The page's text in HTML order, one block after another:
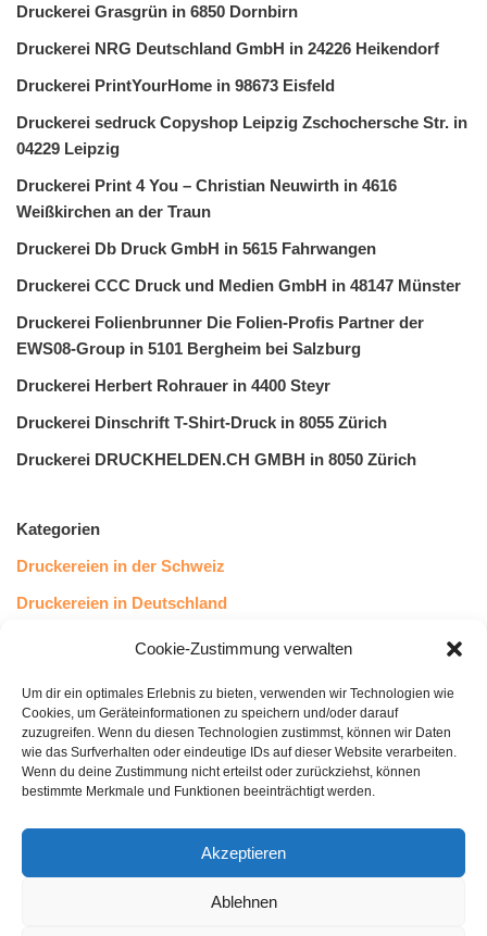
Cookie-Zustimmung verwalten
Um dir ein optimales Erlebnis zu bieten, verwenden wir Technologien wie
Cookies, um Geräteinformationen zu speichern und/oder darauf
zuzugreifen. Wenn du diesen Technologien zustimmst, können wir Daten
wie das Surfverhalten oder eindeutige IDs auf dieser Website verarbeiten.
Wenn du deine Zustimmung nicht erteilst oder zurückziehst, können
bestimmte Merkmale und Funktionen beeinträchtigt werden.
Akzeptieren
Ablehnen
Druckerei Grasgrün in 6850 Dornbirn
Druckerei NRG Deutschland GmbH in 24226 Heikendorf
Druckerei PrintYourHome in 98673 Eisfeld
Druckerei sedruck Copyshop Leipzig Zschochersche Str. in
04229 Leipzig
Druckerei Print 4 You – Christian Neuwirth in 4616
Weißkirchen an der Traun
Druckerei Db Druck GmbH in 5615 Fahrwangen
Druckerei CCC Druck und Medien GmbH in 48147 Münster
Druckerei Folienbrunner Die Folien-Profis Partner der
EWS08-Group in 5101 Bergheim bei Salzburg
Druckerei Herbert Rohrauer in 4400 Steyr
Druckerei Dinschrift T-Shirt-Druck in 8055 Zürich
Druckerei DRUCKHELDEN.CH GMBH in 8050 Zürich
Kategorien
Druckereien in der Schweiz
Druckereien in Deutschland
Druckereien in Österreich
Kundenstimmen